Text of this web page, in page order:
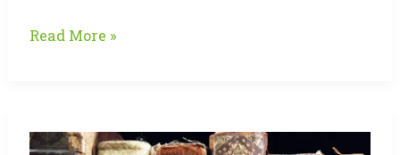
«CTP»
la
Read More »